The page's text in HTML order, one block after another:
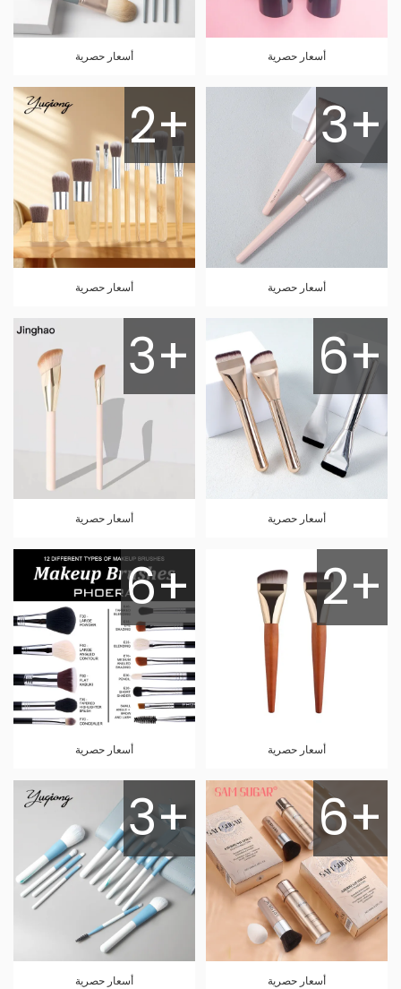
أسعار حصرية أسعار حصرية
3+
أسعار حصرية
2+
أسعار حصرية
6+
أسعار حصرية
3+
أسعار حصرية
2+
أسعار حصرية
6+
أسعار حصرية
6+
أسعار حصرية
3+
أسعار حصرية